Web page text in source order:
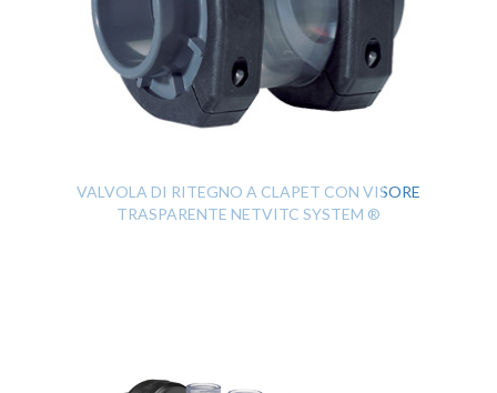
VALVOLA DI RITEGNO A CLAPET CON VISORE
TRASPARENTE NETVITC SYSTEM ®